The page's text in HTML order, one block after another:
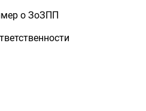
о ЗоЗПП